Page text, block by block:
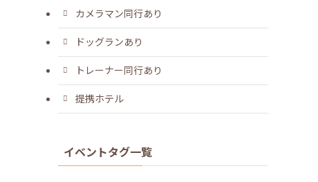
カメラマン同行あり
ドッグランあり
トレーナー同行あり
提携ホテル
イベントタグ一覧